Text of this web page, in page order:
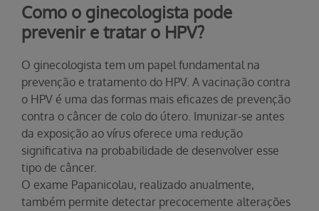
Como o ginecologista pode
prevenir e tratar o HPV?
O ginecologista tem um papel fundamental na
prevenção e tratamento do HPV. A vacinação contra
o HPV é uma das formas mais eficazes de prevenção
contra o câncer de colo do útero. Imunizar-se antes
da exposição ao vírus oferece uma redução
significativa na probabilidade de desenvolver esse
tipo de câncer.
O exame Papanicolau, realizado anualmente,
também permite detectar precocemente alterações